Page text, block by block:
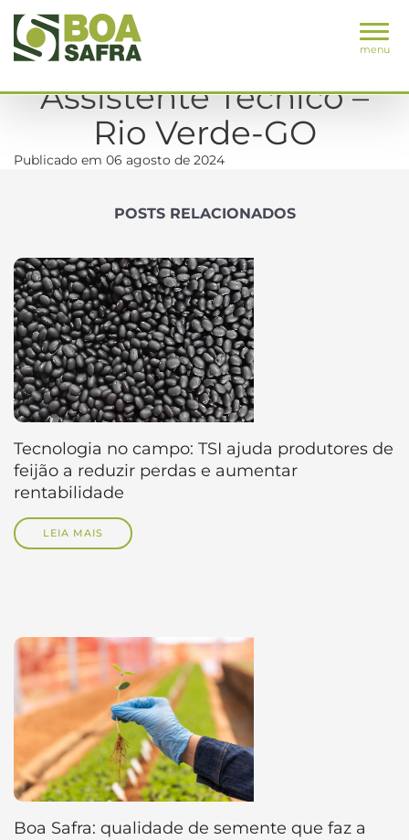
menu
Assistente Técnico –
Rio Verde-GO
Publicado em 06 agosto de 2024
POSTS RELACIONADOS
Tecnologia no campo: TSI ajuda produtores de
feijão a reduzir perdas e aumentar
rentabilidade
LEIA MAIS
Boa Safra: qualidade de semente que faz a